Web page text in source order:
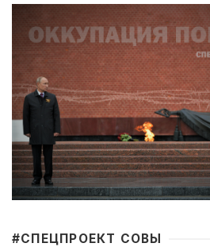
#CПЕЦПРОЕКТ СОВЫ